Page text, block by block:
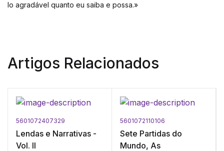
lo agradável quanto eu saiba e possa.»
Artigos Relacionados
5601072407329
Lendas e Narrativas -
Vol. II
5601072110106
Sete Partidas do
Mundo, As